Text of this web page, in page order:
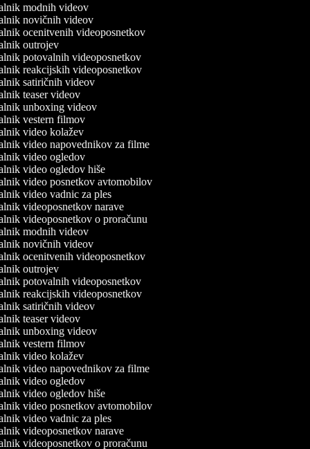
modnih videov
novičnih videov
ocenitvenih videoposnetkov
outrojev
potovalnih videoposnetkov
reakcijskih videoposnetkov
satiričnih videov
teaser videov
unboxing videov
vestern filmov
video kolažev
video napovednikov za filme
video ogledov
video ogledov hiše
video posnetkov avtomobilov
video vadnic za ples
videoposnetkov narave
videoposnetkov o proračunu
modnih videov
novičnih videov
ocenitvenih videoposnetkov
outrojev
potovalnih videoposnetkov
reakcijskih videoposnetkov
satiričnih videov
teaser videov
unboxing videov
vestern filmov
video kolažev
video napovednikov za filme
video ogledov
video ogledov hiše
video posnetkov avtomobilov
video vadnic za ples
videoposnetkov narave
videoposnetkov o proračunu